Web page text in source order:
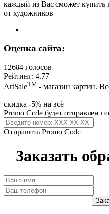
каждый из Вас сможет купить
от художников.
Оценка сайта:
12684 голосов
Рейтинг: 4.77
ArtSaleТМ - магазин картин.
скидка -5% на всё
Promo Code будет отправлен
Отправить Promo Code
Заказать